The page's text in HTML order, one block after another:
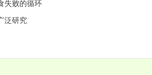
失败的循环
泛研究